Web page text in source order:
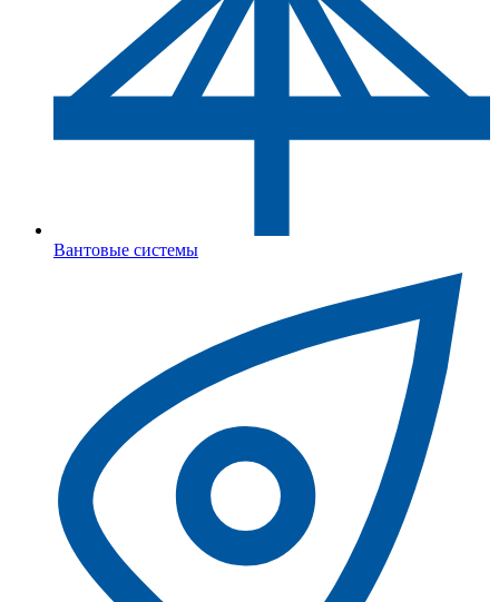
Вантовые системы